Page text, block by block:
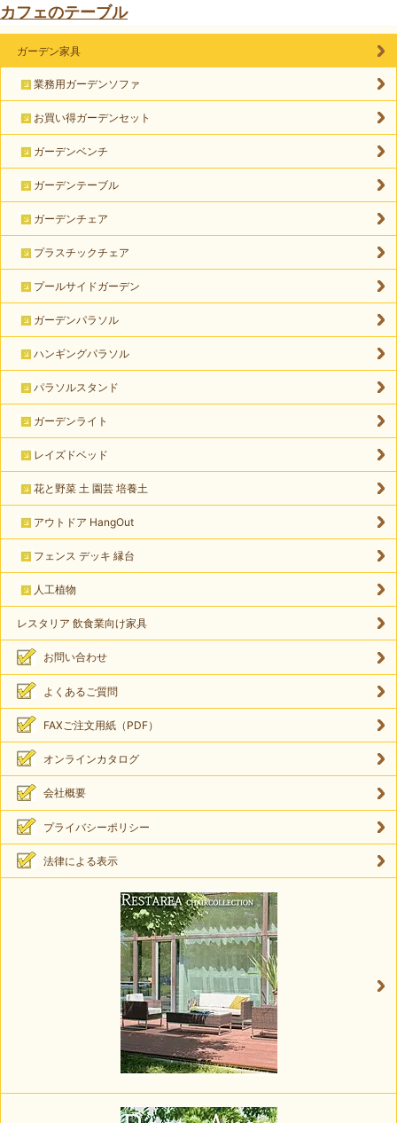
カフェのテーブル
ガーデン家具
業務用ガーデンソファ
お買い得ガーデンセット
ガーデンベンチ
ガーデンテーブル
ガーデンチェア
プラスチックチェア
プールサイドガーデン
ガーデンパラソル
ハンギングパラソル
パラソルスタンド
ガーデンライト
レイズドベッド
花と野菜 土 園芸 培養土
アウトドア HangOut
フェンス デッキ 縁台
人工植物
レスタリア 飲食業向け家具
お問い合わせ
よくあるご質問
FAXご注文用紙（PDF）
オンラインカタログ
会社概要
プライバシーポリシー
法律による表示